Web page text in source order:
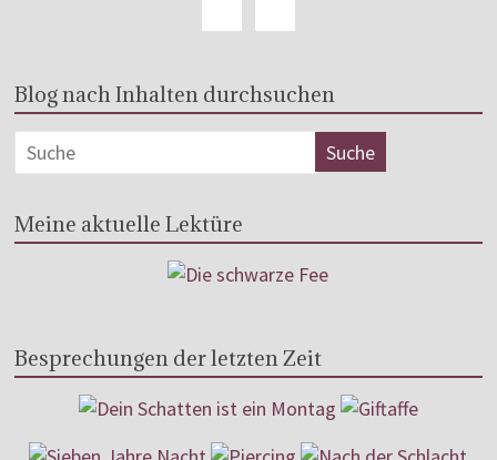
Blog nach Inhalten durchsuchen
Meine aktuelle Lektüre
Besprechungen der letzten Zeit